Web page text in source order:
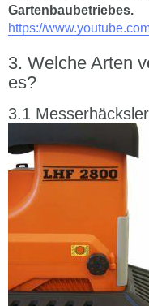
Gartenbaubetriebes.
https://
Welche Arten
es?
Messerhäcksler